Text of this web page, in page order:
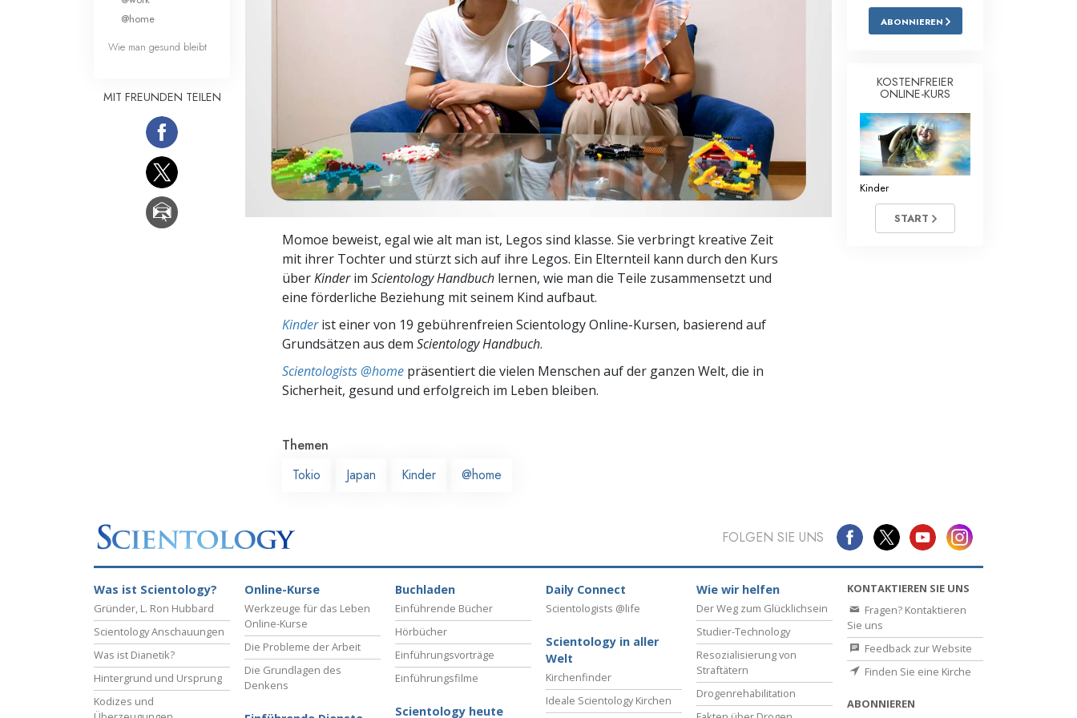
Liebe und Hass – Was ist Größe?
Antworten auf das Drogenproblem
Werkzeuge für den Arbeitsplatz
Ethik und die Zustände
Die Ursache von Unterdrückung
Ermittlungen
Grundlagen des Organisierens
Momoe beweist, egal wie alt man ist, Legos sind klasse. Sie verbringt kreative Zeit
mit ihrer Tochter und stürzt sich auf ihre Legos. Ein Elternteil kann durch den Kurs
überKinderim Scientology Handbuch lernen, wie man die Teile zusammensetzt und
eine förderliche Beziehung mit seinem Kind aufbaut.
Kinderist einer von 19 gebührenfreien Scientology Online-Kursen, basierend auf
Grundsätzen aus dem Scientology Handbuch.
Scientologists @home präsentiert die vielen Menschen auf der ganzen Welt, die in
Sicherheit, gesund und erfolgreich im Leben bleiben.
Themen
Tokio
Japan Kinder @home
@home
Wie man gesund bleibt
MIT FREUNDEN TEILEN
ABONNIEREN
KOSTENFREIER
ONLINE-KURS
Kinder
START
FOLGEN SIE UNS
Was ist Scientology?
Gründer, L. Ron Hubbard
Scientology Anschauungen
Was ist Dianetik?
Hintergrund und Ursprung
Kodizes und
Online-Kurse
Werkzeuge für das Leben
Online-Kurse
Die Probleme der Arbeit
Die Grundlagen des
Denkens
Buchladen
Einführende Bücher
Hörbücher
Einführungsvorträge
Einführungsfilme
Scientology heute
Daily Connect
Scientologists @life
Scientology in aller
Welt
Kirchenfinder
Ideale Scientology Kirchen
Wie wir helfen
Der Weg zum Glücklichsein
Studier-Technology
Resozialisierung von
Straftätern
Drogenrehabilitation
KONTAKTIEREN SIE UNS
Fragen? Kontaktieren
Sie uns
Feedback zur Website
Finden Sie eine Kirche
ABONNIEREN